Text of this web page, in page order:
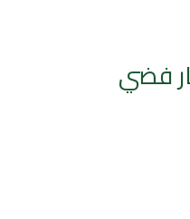
فضي